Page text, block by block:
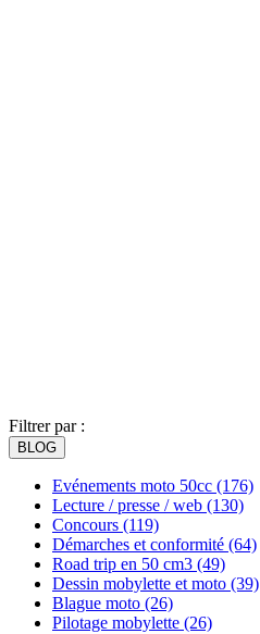
Filtrer par :
BLOG
Evénements moto 50cc (176)
Lecture / presse / web (130)
Concours (119)
Démarches et conformité (64)
Road trip en 50 cm3 (49)
Dessin mobylette et moto (39)
Blague moto (26)
Pilotage mobylette (26)